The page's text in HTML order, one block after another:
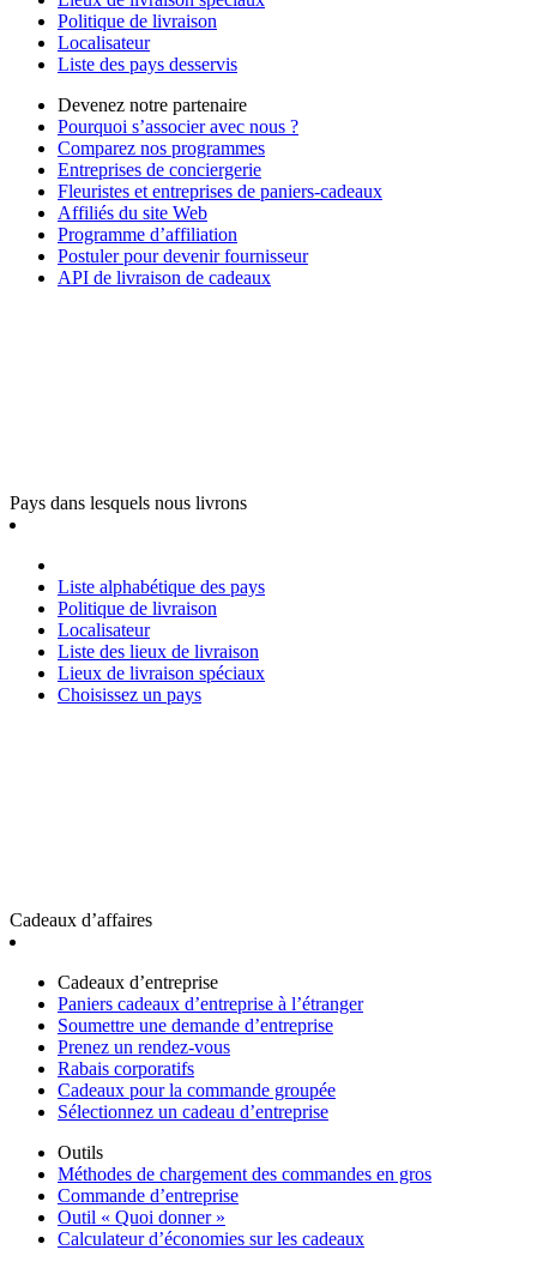
Politique de livraison
Localisateur
Liste des pays desservis
Devenez notre partenaire
Pourquoi s’associer avec nous ?
Comparez nos programmes
Entreprises de conciergerie
Fleuristes et entreprises de paniers-cadeaux
Affiliés du site Web
Programme d’affiliation
Postuler pour devenir fournisseur
API de livraison de cadeaux
Pays dans lesquels nous livrons
Liste alphabétique des pays
Politique de livraison
Localisateur
Liste des lieux de livraison
Lieux de livraison spéciaux
Choisissez un pays
Cadeaux d’affaires
Cadeaux d’entreprise
Paniers cadeaux d’entreprise à l’étranger
Soumettre une demande d’entreprise
Prenez un rendez-vous
Rabais corporatifs
Cadeaux pour la commande groupée
Sélectionnez un cadeau d’entreprise
Outils
Méthodes de chargement des commandes en gros
Commande d’entreprise
Outil « Quoi donner »
Calculateur d’économies sur les cadeaux